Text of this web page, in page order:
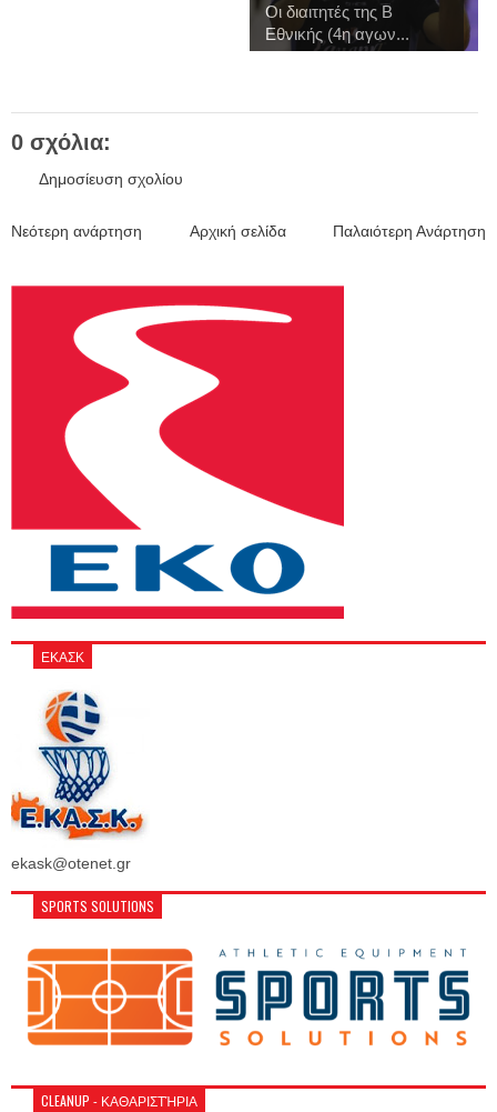
Οι διαιτητές της Β
Εθνικής (4η αγων...
0 σχόλια:
Δημοσίευση σχολίου
Νεότερη ανάρτηση Παλαιότερη Ανάρτηση
Αρχική σελίδα
ΕΚΑΣΚ
ekask@otenet.gr
SPORTS SOLUTIONS
CLEANUP - ΚΑΘΑΡΙΣΤΉΡΙΑ